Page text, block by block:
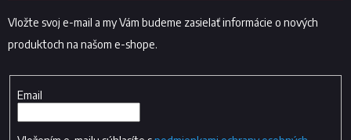
Vložte svoj e-mail a my Vám budeme zasielať informácie o nových
produktoch na našom e-shope.
Email